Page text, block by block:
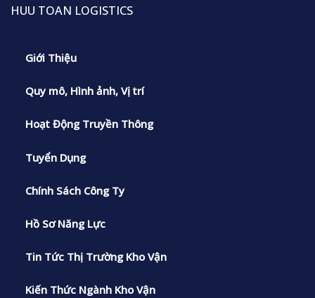
HUU TOAN LOGISTICS
Giới Thiệu
Quy mô, Hình ảnh, Vị trí
Hoạt Động Truyền Thông
Tuyển Dụng
Chính Sách Công Ty
Hồ Sơ Năng Lực
Tin Tức Thị Trường Kho Vận
Kiến Thức Ngành Kho Vận